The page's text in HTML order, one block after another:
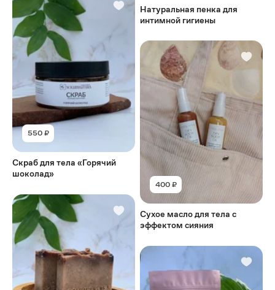
550 ₽
Скраб для тела «Горячий
шоколад»
Натуральная пенка для
интимной гигиены
400 ₽
Сухое масло для тела с
эффектом сияния